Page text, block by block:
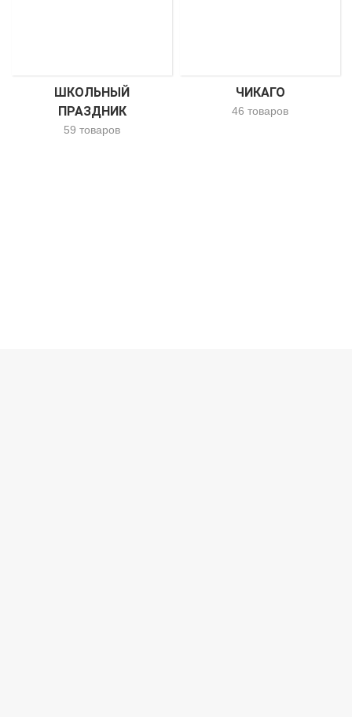
ШКОЛЬНЫЙ
ПРАЗДНИК
59 товаров
ЧИКАГО
46 товаров